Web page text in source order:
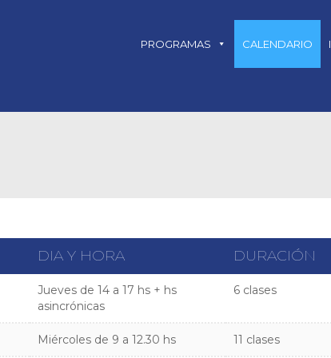
PROGRAMAS CALENDARIO
DIA Y HORA DURACIÓN
Jueves de 14 a 17 hs + hs
asincrónicas
6 clases
Miércoles de 9 a 12.30 hs 11 clases